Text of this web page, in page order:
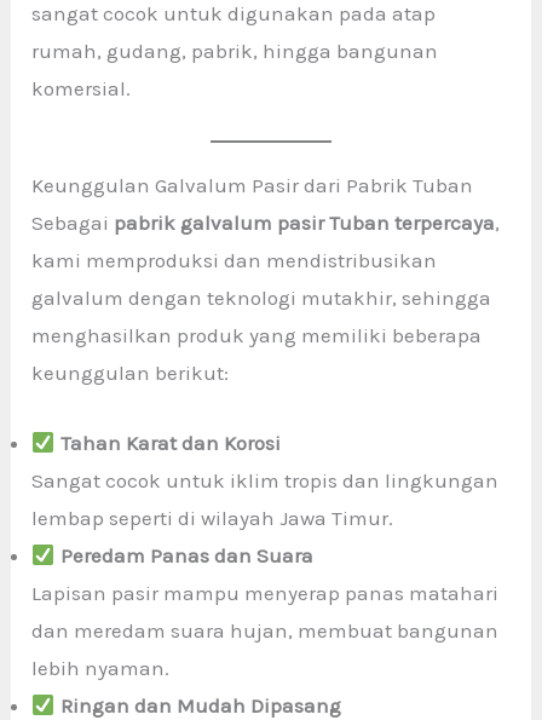
sangat cocok untuk digunakan pada atap
rumah, gudang, pabrik, hingga bangunan
komersial.
Keunggulan Galvalum Pasir dari Pabrik Tuban
Sebagai pabrik galvalum pasir Tuban terpercaya,
kami memproduksi dan mendistribusikan
galvalum dengan teknologi mutakhir, sehingga
menghasilkan produk yang memiliki beberapa
keunggulan berikut:
Tahan Karat dan Korosi
Sangat cocok untuk iklim tropis dan lingkungan
lembap seperti di wilayah Jawa Timur.
Peredam Panas dan Suara
Lapisan pasir mampu menyerap panas matahari
dan meredam suara hujan, membuat bangunan
lebih nyaman.
Ringan dan Mudah Dipasang